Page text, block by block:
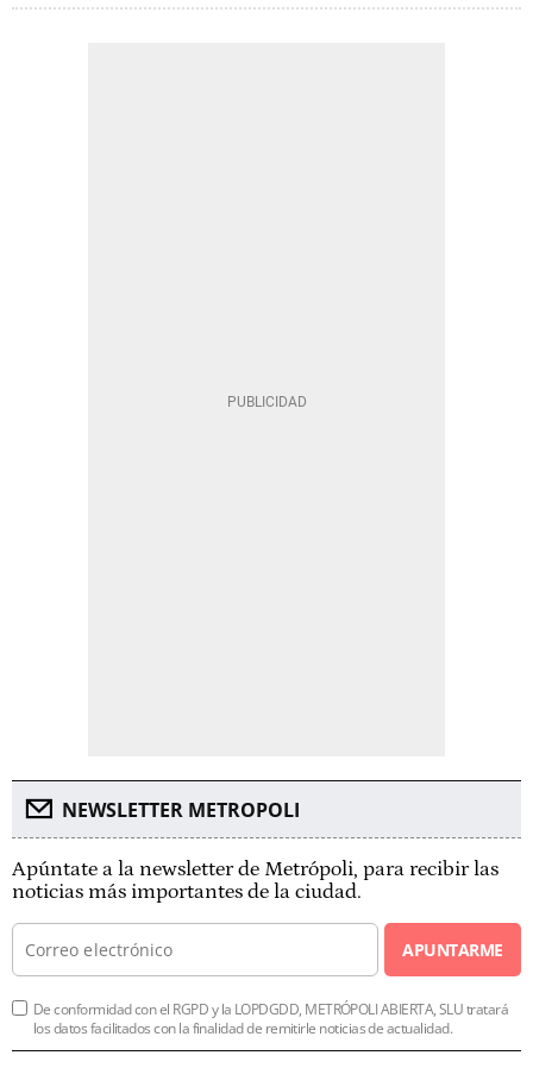
NEWSLETTER METROPOLI
Apúntate a la newsletter de Metrópoli, para recibir las
noticias más importantes de la ciudad.
APUNTARME
De conformidad con el RGPD y la LOPDGDD, METRÓPOLI ABIERTA, SLU tratará
los datos facilitados con la finalidad de remitirle noticias de actualidad.